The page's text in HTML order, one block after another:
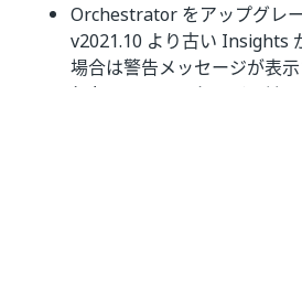
Orchestrator をアップグレ
v2021.10 より古い Insights
場合は警告メッセージが表
した。このメッセージでは